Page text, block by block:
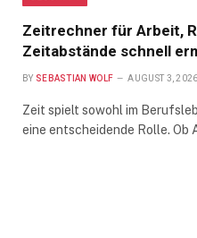
Zeitrechner für Arbeit,
Zeitabstände schnell
BY SEBASTIAN WOLF AUGUST 3, 2026
Zeit spielt sowohl im
eine entscheidende Rolle.